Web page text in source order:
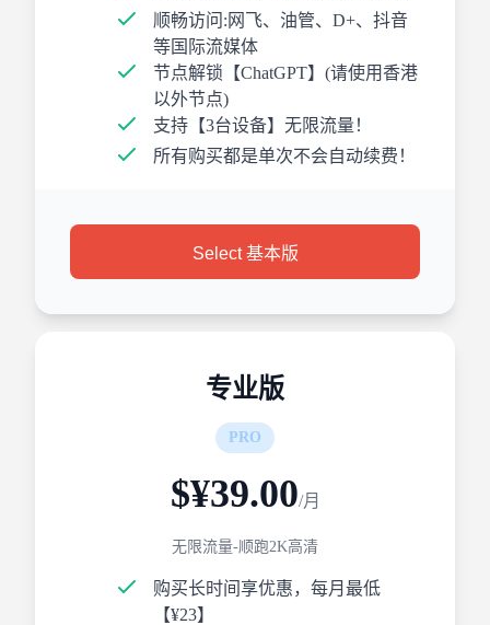
顺畅访问:网飞、油管、D+、抖音
等国际流媒体
节点解锁【ChatGPT】(请使用香港
以外节点)
支持【3台设备】无限流量！
所有购买都是单次不会自动续费！
Select 基本版
专业版
PRO
$¥39.00/月
无限流量-顺跑2K高清
购买长时间享优惠，每月最低
【¥23】